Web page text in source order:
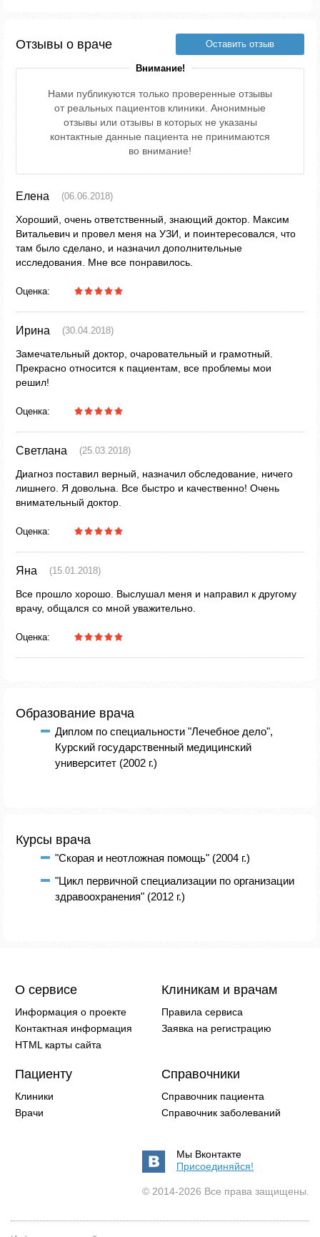
Отзывы о враче Оставить отзыв
Внимание!
Нами публикуются только проверенные отзывы
от реальных пациентов клиники. Анонимные
отзывы или отзывы в которых не указаны
контактные данные пациента не принимаются
во внимание!
Елена (06.06.2018)
Хороший, очень ответственный, знающий доктор. Максим
Витальевич и провел меня на УЗИ, и поинтересовался, что
там было сделано, и назначил дополнительные
исследования. Мне все понравилось.
Оценка:
Ирина (30.04.2018)
Замечательный доктор, очаровательный и грамотный.
Прекрасно относится к пациентам, все проблемы мои
решил!
Оценка:
Светлана (25.03.2018)
Диагноз поставил верный, назначил обследование, ничего
лишнего. Я довольна. Все быстро и качественно! Очень
внимательный доктор.
Оценка:
Яна (15.01.2018)
Все прошло хорошо. Выслушал меня и направил к другому
врачу, общался со мной уважительно.
Оценка:
Образование врача
Диплом по специальности "Лечебное дело",
Курский государственный медицинский
университет (2002 г.)
Курсы врача
"Скорая и неотложная помощь" (2004 г.)
"Цикл первичной специализации по организации
здравоохранения" (2012 г.)
О сервисе
Информация о проекте
Контактная информация
HTML карты сайта
Клиникам и врачам
Правила сервиса
Заявка на регистрацию
Пациенту
Клиники
Врачи
Справочники
Справочник пациента
Справочник заболеваний
Мы Вконтакте
Присоединяйся!
© 2014-2026 Все права защищены.